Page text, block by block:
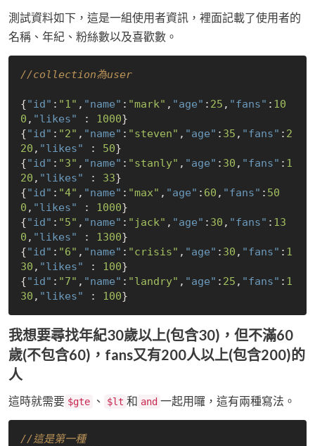
測試資料如下，這是一組使用者資訊，裡面記載了使用者的
名稱、年紀、粉絲數以及喜歡數。
//collection為user
{"id" : "1" , "name" : "mark" , "age" : 25 , "fans" : 10
0 , "likes" : 1000}
{"id" : "2" , "name" : "steven" , "age" : 35 , "fans" : 2
20 , "likes" : 50}
{"id" : "3" , "name" : "stanly" , "age" : 30 , "fans" : 1
20 , "likes" : 33}
{"id" : "4" , "name" : "max" , "age" : 60 , "fans" : 50
0 , "likes" : 1000}
{"id" : "5" , "name" : "jack" , "age" : 30 , "fans" : 13
0 , "likes" : 1300}
{"id" : "6" , "name" : "crisis" , "age" : 30 , "fans" : 1
30 , "likes" : 100}
{"id" : "7" , "name" : "landry" , "age" : 25 , "fans" : 1
30 , "likes" : 100
我想要尋找年紀30歲以上(包含30)，但不滿60
歲(不包含60)，fans又有200人以上(包含200)的
人
這時就需要 $gte 、 $lt 和 and 一起用囉，這有兩種寫法。
//這是第一種